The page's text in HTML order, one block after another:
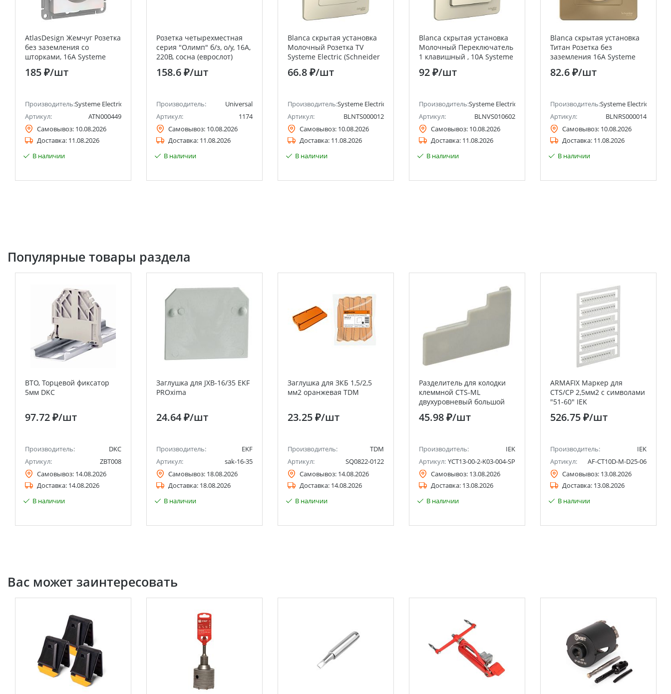
Schneider Electric)
AtlasDesign Жемчуг Розетка
без заземления со
шторками, 16А Systeme
Electric (Schneider Electric)
185 ₽/шт
Производитель:Systeme Electric (ранее Schneider Electric)
Артикул:
ATN000449
Самовывоз: 10.08.2026
Доставка: 11.08.2026
В наличии
Розетка четырехместная
серия "Олимп" б/з, о/у, 16А,
220В, сосна (еврослот)
UNIVERSAL
158.6 ₽/шт
Производитель:
Universal
Артикул:
1174
Самовывоз: 10.08.2026
Доставка: 11.08.2026
В наличии
Blanca скрытая установка
Молочный Розетка TV
Systeme Electric (Schneider
Electric)
66.8 ₽/шт
Производитель:Systeme Electric (ранее Schneider Electric)
Артикул:
BLNTS000012
Самовывоз: 10.08.2026
Доставка: 11.08.2026
В наличии
Blanca скрытая установка
Молочный Переключатель
1 клавишный , 10А Systeme
Electric (Schneider Electric)
92 ₽/шт
Производитель:Systeme Electric (ранее Schneider Electric)
Артикул:
BLNVS010602
Самовывоз: 10.08.2026
Доставка: 11.08.2026
В наличии
Blanca скрытая установка
Титан Розетка без
заземления 16А Systeme
Electric (Schneider Electric)
82.6 ₽/шт
Производитель:Systeme Electric
Артикул:
BLNRS000014
Самовывоз: 10.08.2026
Доставка: 11.08.2026
В наличии
Популярные товары раздела
BTO, Торцевой фиксатор
5мм DKC
97.72 ₽/шт
Производитель:
DKC
Артикул:
ZBT008
Самовывоз: 14.08.2026
Доставка: 14.08.2026
В наличии
Заглушка для JXB-16/35 EKF
PROxima
24.64 ₽/шт
Производитель:
EKF
Артикул:
sak-16-35
Самовывоз: 18.08.2026
Доставка: 18.08.2026
В наличии
Заглушка для ЗКБ 1,5/2,5
мм2 оранжевая TDM
23.25 ₽/шт
Производитель:
TDM
Артикул:
SQ0822-0122
Самовывоз: 14.08.2026
Доставка: 14.08.2026
В наличии
Разделитель для колодки
клеммной CTS-ML
двухуровневый большой
4мм2 серый IEK
45.98 ₽/шт
Производитель:
IEK
Артикул: YCT13-00-2-K03-004-SP
Самовывоз: 13.08.2026
Доставка: 13.08.2026
В наличии
ARMAFIX Маркер для
CTS/CP 2,5мм2 с символами
"51-60" IEK
526.75 ₽/шт
Производитель:
IEK
Артикул:
AF-CT10D-M-D25-06
Самовывоз: 13.08.2026
Доставка: 13.08.2026
В наличии
Вас может заинтересовать